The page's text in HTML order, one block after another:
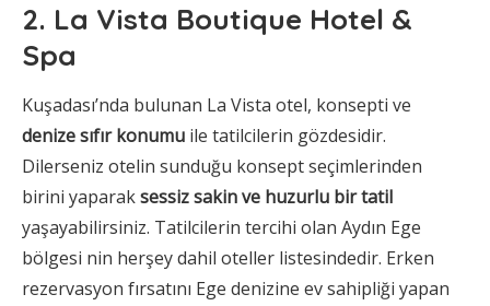
2. La Vista Boutique Hotel &
Spa
Kuşadası’nda bulunan La Vista otel, konsepti ve
denize sıfır konumu ile tatilcilerin gözdesidir.
Dilerseniz otelin sunduğu konsept seçimlerinden
birini yaparaksessiz sakin ve huzurlu bir tatil
yaşayabilirsiniz. Tatilcilerin tercihi olan Aydın Ege
bölgesi nin herşey dahil oteller listesindedir. Erken
rezervasyon fırsatını Ege denizine ev sahipliği yapan